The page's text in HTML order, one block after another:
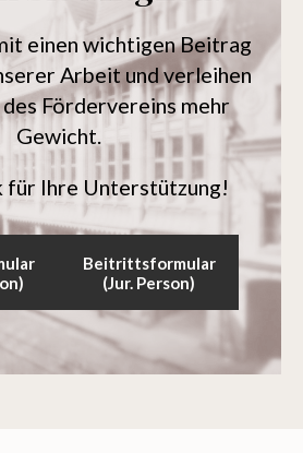
einen wichtigen Beitrag
Arbeit und verleihen
Fördervereins mehr
Gewicht.
für Ihre Unterstützung!
Beitrittsformular
(Jur. Person)